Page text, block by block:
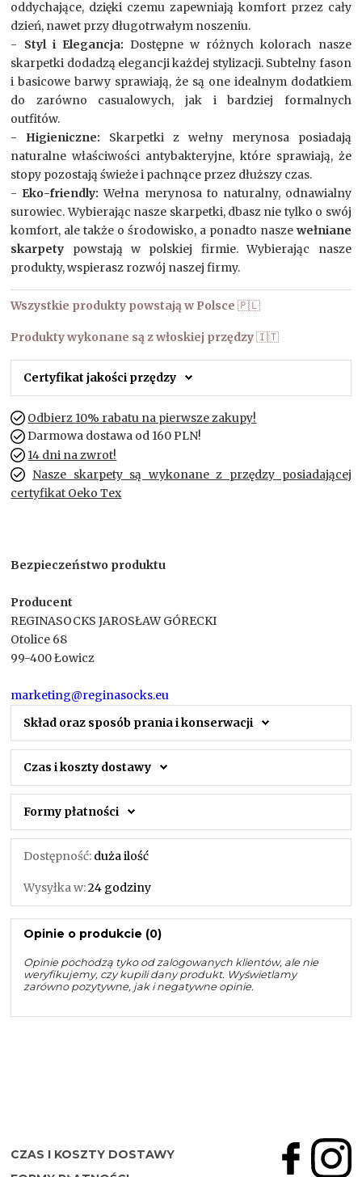
oddychające, dzięki czemu zapewniają komfort przez cały
dzień, nawet przy długotrwałym noszeniu.
- Styl i Elegancja: Dostępne w różnych kolorach nasze
skarpetki dodadzą elegancji każdej stylizacji. Subtelny fason
i basicowe barwy sprawiają, że są one idealnym dodatkiem
do zarówno casualowych, jak i bardziej formalnych
outfitów.
- Higieniczne: Skarpetki z wełny merynosa posiadają
naturalne właściwości antybakteryjne, które sprawiają, że
stopy pozostają świeże i pachnące przez dłuższy czas.
- Eko-friendly: Wełna merynosa to naturalny, odnawialny
surowiec. Wybierając nasze skarpetki, dbasz nie tylko o swój
komfort, ale także o środowisko, a ponadto nasze wełniane
skarpety powstają w polskiej firmie. Wybierając nasze
produkty, wspierasz rozwój naszej firmy.
Wszystkie produkty powstają w Polsce 🇵🇱
Produkty wykonane są z włoskiej przędzy🇮🇹
Certyfikat jakości przędzy
Odbierz 10% rabatu na pierwsze zakupy!
Darmowa dostawa od 160 PLN!
14 dni na zwrot!
Nasze skarpety są wykonane z przędzy posiadającej
certyfikat Oeko Tex
Bezpieczeństwo produktu
Producent
REGINASOCKS JAROSŁAW GÓRECKI
Otolice 68
99-400 Łowicz
marketing@reginasocks.eu
Skład oraz sposób prania i konserwacji
Czas i koszty dostawy
Formy płatności
Dostępność: duża ilość
Wysyłka w:24 godziny
Opinie o produkcie (0)
Opinie pochodzą tyko od zalogowanych klientów, ale nie
weryfikujemy, czy kupili dany produkt. Wyświetlamy
zarówno pozytywne, jak i negatywne opinie.
CZAS I KOSZTY DOSTAWY